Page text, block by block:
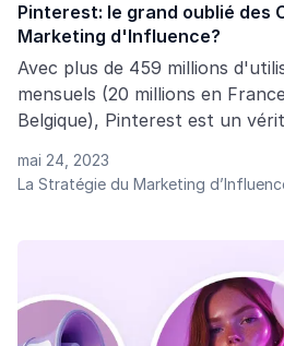
Pinterest: le grand oublié des
Marketing d'Influence?
Avec plus de 459 millions
mensuels (20 millions en
Belgique), Pinterest est un
engagée et prête à découvrir
mai 24, 2023
La Stratégie du Marketing